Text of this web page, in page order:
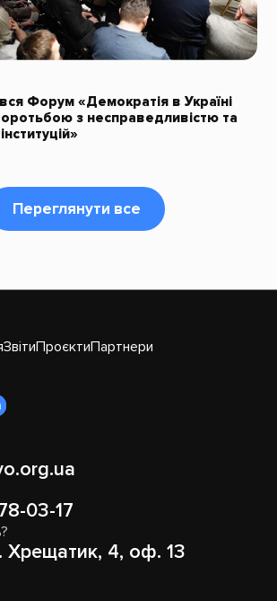
Форум «Демократія в Україні
з несправедливістю та
Переглянути все
ЗвітиПроєктиПартнери
03-17
Хрещатик, 4, оф. 13